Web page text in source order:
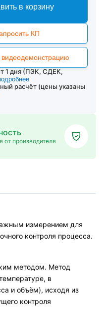
в корзину
КП
видеодемонстрацию
1 дня (ПЭК, СДЕК,
расчёт (цены указаны
от производителя
измерением для
контроля процесса.
методом. Метод
в
и объём), исходя из
контроля